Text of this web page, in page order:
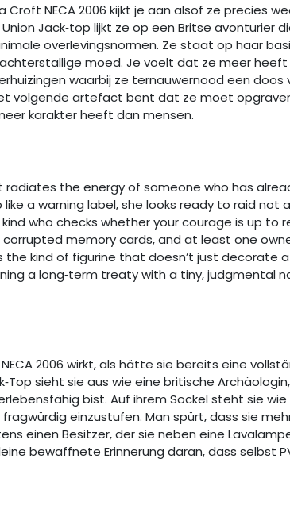
NECA 2006 kijkt je aan alsof ze precies
Jack‑top lijkt ze op een Britse avonturier
overlevingsnormen. Ze staat op haar
moed. Je voelt dat ze meer heeft
waarbij ze ternauwernood een
volgende artefact bent dat ze moet
karakter heeft dan mensen.
radiates the energy of someone who has
a warning label, she looks ready to raid not
who checks whether your courage is up to
memory cards, and at least one
the kind of figurine that doesn’t just decorate
a long‑term treaty with a tiny, judgmental
2006 wirkt, als hätte sie bereits eine
sieht sie aus wie eine britische
bist. Auf ihrem Sockel steht sie
einzustufen. Man spürt, dass sie
einen Besitzer, der sie neben eine
bewaffnete Erinnerung daran, dass selbst